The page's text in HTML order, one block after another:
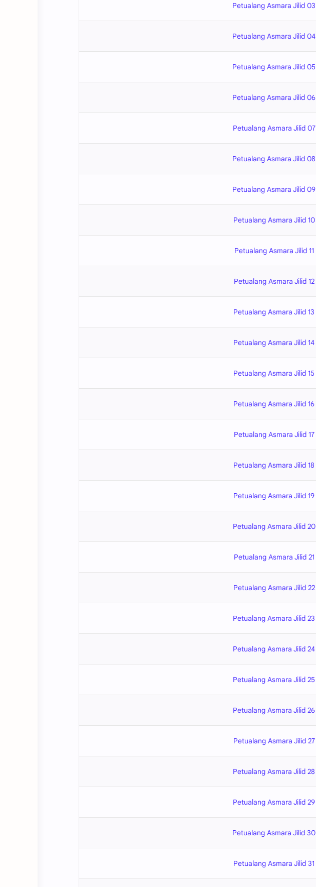
Petualang Asmara Jilid 03
Petualang Asmara Jilid 04
Petualang Asmara Jilid 05
Petualang Asmara Jilid 06
Petualang Asmara Jilid 07
Petualang Asmara Jilid 08
Petualang Asmara Jilid 09
Petualang Asmara Jilid 10
Petualang Asmara Jilid 11
Petualang Asmara Jilid 12
Petualang Asmara Jilid 13
Petualang Asmara Jilid 14
Petualang Asmara Jilid 15
Petualang Asmara Jilid 16
Petualang Asmara Jilid 17
Petualang Asmara Jilid 18
Petualang Asmara Jilid 19
Petualang Asmara Jilid 20
Petualang Asmara Jilid 21
Petualang Asmara Jilid 22
Petualang Asmara Jilid 23
Petualang Asmara Jilid 24
Petualang Asmara Jilid 25
Petualang Asmara Jilid 26
Petualang Asmara Jilid 27
Petualang Asmara Jilid 28
Petualang Asmara Jilid 29
Petualang Asmara Jilid 30
Petualang Asmara Jilid 31